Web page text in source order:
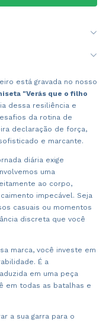
está gravada no nosso
"Verás que o filho
dessa resiliência e
da rotina de
declaração de força,
e marcante.
diária exige
uma
ao corpo,
impecável. Seja
casuais ou momentos
discreta que você
marca, você investe em
É a
em uma peça
em todas as batalhas e
a sua garra para o